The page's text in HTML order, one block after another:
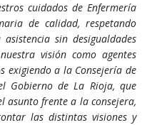
cuidados de Enfermería
de calidad, respetando
sin desigualdades
visión como agentes
exigiendo a la Consejería de
Gobierno de La Rioja, que
asunto frente a la consejera,
las distintas visiones y